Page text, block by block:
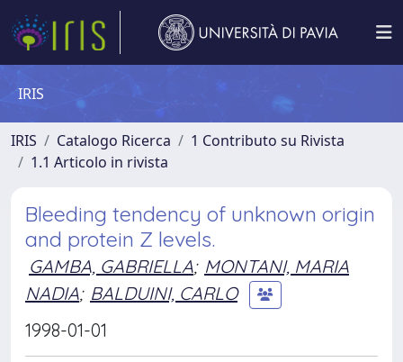
IRIS
IRIS Catalogo Ricerca
1 Contributo su Rivista
1.1 Articolo in rivista
Bleeding tendency of unknown origin
and protein Z levels.
GAMBA, GABRIELLA; MONTANI, MARIA
NADIA; BALDUINI, CARLO
1998-01-01